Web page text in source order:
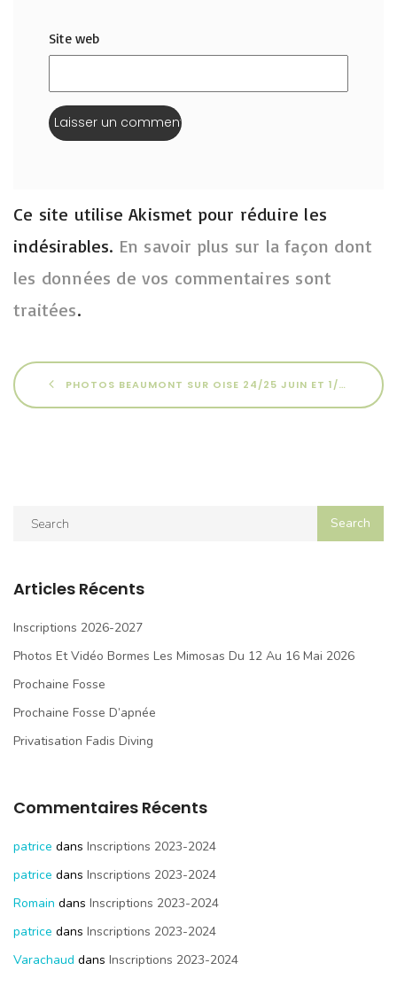
Site web
Ce site utilise Akismet pour réduire les
indésirables. En savoir plus sur la façon dont
les données de vos commentaires sont
traitées.
PHOTOS BEAUMONT SUR OISE 24/25 JUIN ET 1/2 JUILLET 2023
Articles Récents
Inscriptions 2026-2027
Photos Et Vidéo Bormes Les Mimosas Du 12 Au 16 Mai 2026
Prochaine Fosse
Prochaine Fosse D’apnée
Privatisation Fadis Diving
Commentaires Récents
patrice dans Inscriptions 2023-2024
patrice dans Inscriptions 2023-2024
Romain dans Inscriptions 2023-2024
patrice dans Inscriptions 2023-2024
Varachaud dans Inscriptions 2023-2024